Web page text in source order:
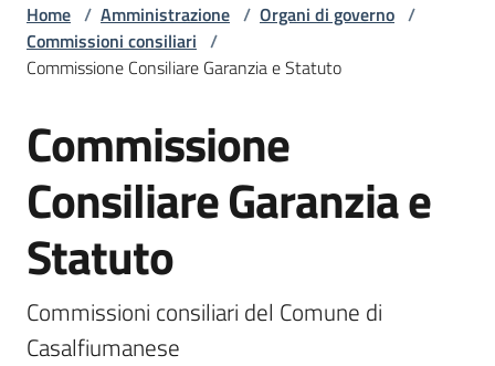
Amministrazione
Menu selezionato
Vivere
Casalfiumanese
Home / Amministrazione / Organi di governo /
Commissioni consiliari /
Commissione Consiliare Garanzia e Statuto
Salta al contenuto
Commissione
Consiliare Garanzia e
Statuto
Commissioni consiliari del Comune di
Casalfiumanese